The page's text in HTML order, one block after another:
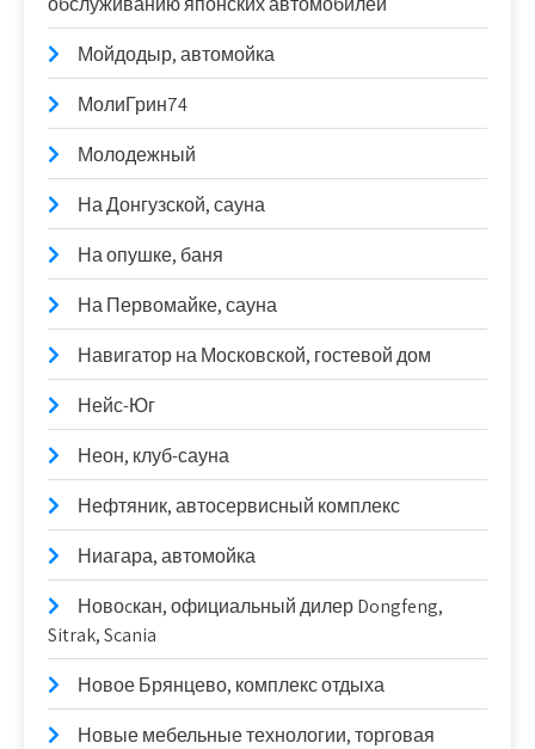
Мойдодыр, автомойка
МолиГрин74
Молодежный
На Донгузской, сауна
На опушке, баня
На Первомайке, сауна
Навигатор на Московской, гостевой дом
Нейс-Юг
Неон, клуб-сауна
Нефтяник, автосервисный комплекс
Ниагара, автомойка
Новоcкан, официальный дилер Dongfeng,
Sitrak, Scania
Новое Брянцево, комплекс отдыха
Новые мебельные технологии, торговая